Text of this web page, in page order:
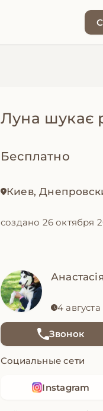
Луна шукає
Бесплатно
Киев,
создано 26 октября
Анастасія
4 августа
Звонок
Социальные сети
Instagram